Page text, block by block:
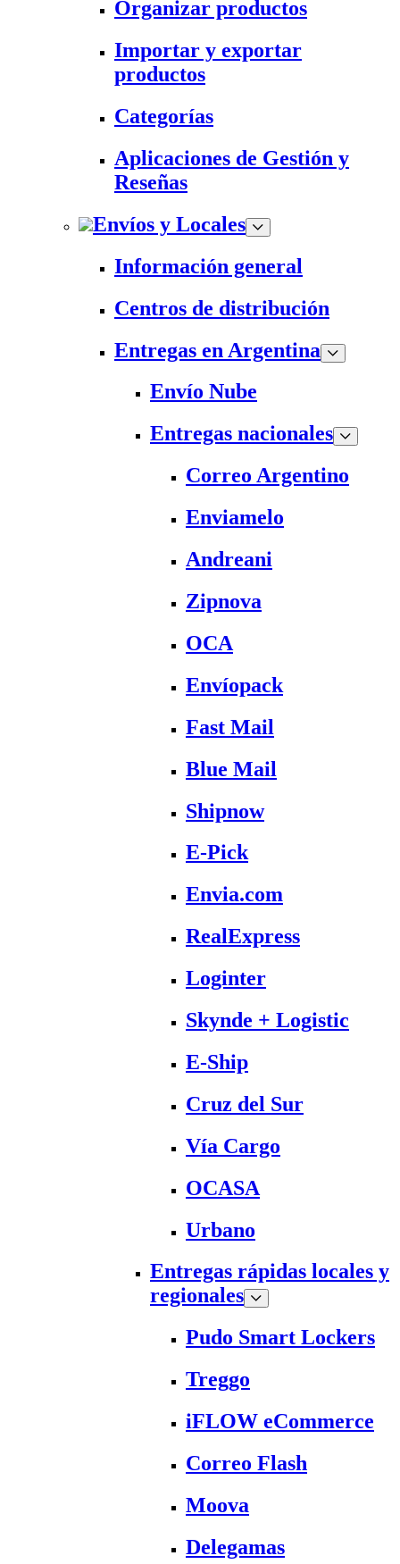
Organizar productos
Importar y exportar
productos
Categorías
Aplicaciones de Gestión y
Reseñas
Envíos y Locales
Información general
Centros de distribución
Entregas en Argentina
Envío Nube
Entregas nacionales
Correo Argentino
Enviamelo
Andreani
Zipnova
OCA
Envíopack
Fast Mail
Blue Mail
Shipnow
E-Pick
Envia.com
RealExpress
Loginter
Skynde + Logistic
E-Ship
Cruz del Sur
Vía Cargo
OCASA
Urbano
Entregas rápidas locales y
regionales
Pudo Smart Lockers
Treggo
iFLOW eCommerce
Correo Flash
Moova
Delegamas